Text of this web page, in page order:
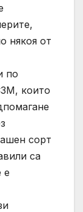
някоя от
по
които
сорт
са
е